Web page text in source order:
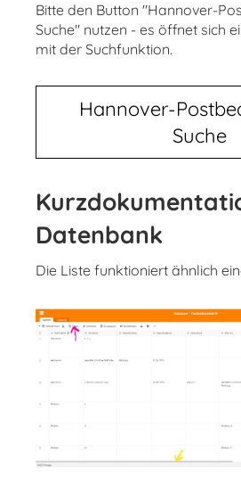
Bitte den Button "Hannover-
Suche" nutzen - es öffnet sich
mit der Suchfunktion.
Hannover-
Suche
Datenbank
Die Liste funktioniert ähnlich